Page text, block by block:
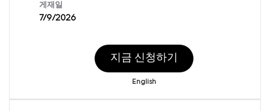
게재일
7/9/2026
지금 신청하기
English